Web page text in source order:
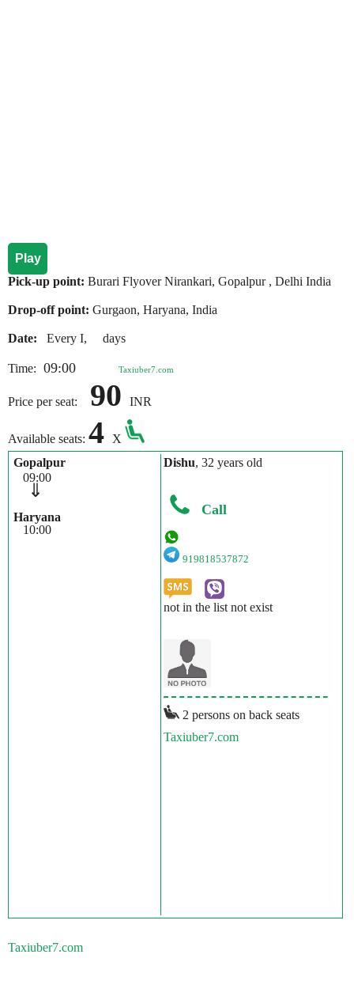
Play
Pick-up point: Burari Flyover Nirankari, Gopalpur , Delhi India
Drop-off point: Gurgaon, Haryana, India
Date: Every I, days
Time: 09:00 Taxiuber7.com
Price per seat: 90 INR
Available seats: 4
X
Gopalpur
09:00
⇓
Haryana
10:00
Dishu, 32 years old
Call
919818537872
not in the list not exist
2 persons on back seats
Taxiuber7.com
Taxiuber7.com